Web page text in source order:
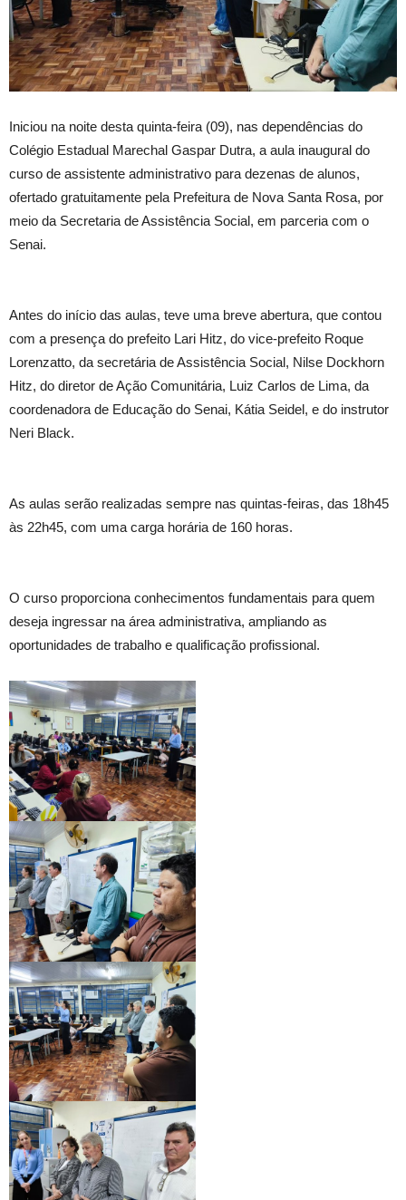
Iniciou na noite desta quinta-feira (09), nas dependências do
Colégio Estadual Marechal Gaspar Dutra, a aula inaugural do
curso de assistente administrativo para dezenas de alunos,
ofertado gratuitamente pela Prefeitura de Nova Santa Rosa, por
meio da Secretaria de Assistência Social, em parceria com o
Senai.
Antes do início das aulas, teve uma breve abertura, que contou
com a presença do prefeito Lari Hitz, do vice-prefeito Roque
Lorenzatto, da secretária de Assistência Social, Nilse Dockhorn
Hitz, do diretor de Ação Comunitária, Luiz Carlos de Lima, da
coordenadora de Educação do Senai, Kátia Seidel, e do instrutor
Neri Black.
As aulas serão realizadas sempre nas quintas-feiras, das 18h45
às 22h45, com uma carga horária de 160 horas.
O curso proporciona conhecimentos fundamentais para quem
deseja ingressar na área administrativa, ampliando as
oportunidades de trabalho e qualificação profissional.